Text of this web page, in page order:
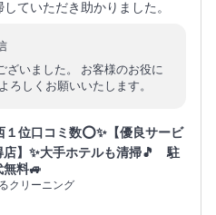
ていただき助かりました。
ざいました。 お客様のお役に
ろしくお願いいたします。
１位口コミ数⭕✨【優良サービ
店】✨大手ホテルも清掃🎵 駐
無料🚙
クリーニング